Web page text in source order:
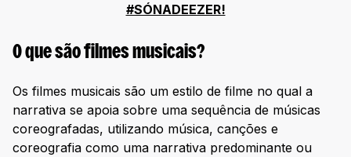
#SÓNADEEZER!
O que são filmes musicais?
Os filmes musicais são um estilo de filme no qual a
narrativa se apoia sobre uma sequência de músicas
coreografadas, utilizando música, canções e
coreografia como uma narrativa predominante ou